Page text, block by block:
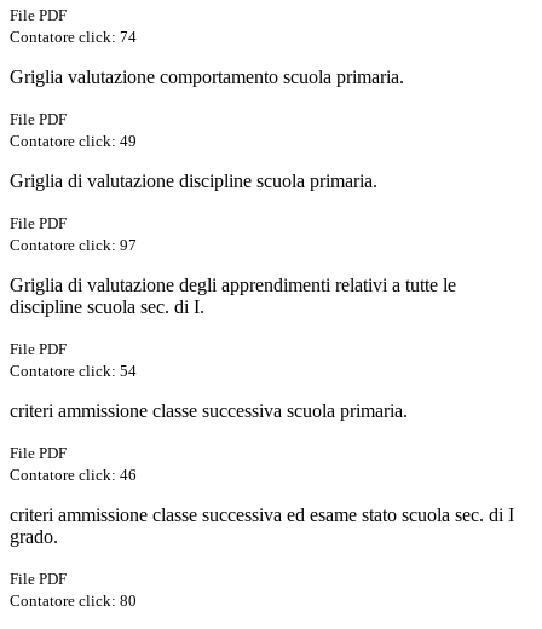
File PDF
Contatore click: 74
Griglia valutazione comportamento scuola primaria.
File PDF
Contatore click: 49
Griglia di valutazione discipline scuola primaria.
File PDF
Contatore click: 97
Griglia di valutazione degli apprendimenti relativi a tutte le
discipline scuola sec. di I.
File PDF
Contatore click: 54
criteri ammissione classe successiva scuola primaria.
File PDF
Contatore click: 46
criteri ammissione classe successiva ed esame stato scuola sec. di I
grado.
File PDF
Contatore click: 80